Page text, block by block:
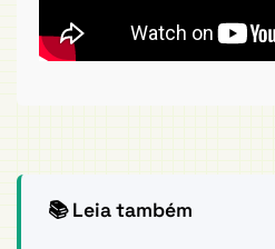
📚 Leia também